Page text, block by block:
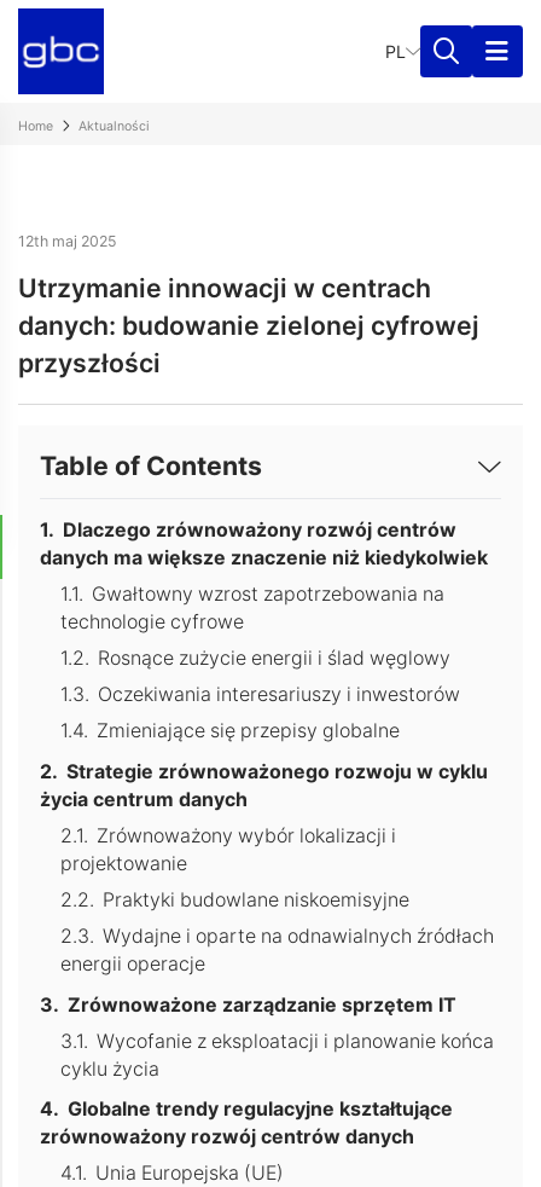
PL
Home Aktualności
12th maj 2025
Utrzymanie innowacji w centrach
danych: budowanie zielonej cyfrowej
przyszłości
Table of Contents
Dlaczego zrównoważony rozwój centrów
danych ma większe znaczenie niż kiedykolwiek
Gwałtowny wzrost zapotrzebowania na
technologie cyfrowe
Rosnące zużycie energii i ślad węglowy
Oczekiwania interesariuszy i inwestorów
Zmieniające się przepisy globalne
Strategie zrównoważonego rozwoju w cyklu
życia centrum danych
Zrównoważony wybór lokalizacji i
projektowanie
Praktyki budowlane niskoemisyjne
Wydajne i oparte na odnawialnych źródłach
energii operacje
Zrównoważone zarządzanie sprzętem IT
Wycofanie z eksploatacji i planowanie końca
cyklu życia
Globalne trendy regulacyjne kształtujące
zrównoważony rozwój centrów danych
Unia Europejska (UE)